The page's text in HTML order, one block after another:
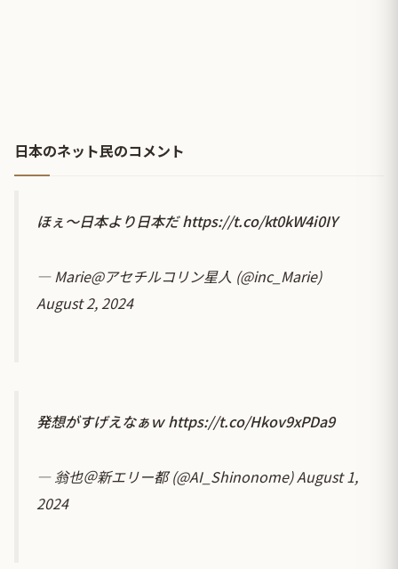
日本のネット民のコメント
ほぇ〜日本より日本だhttps://t.co/kt0kW4i0IY
— Marie@アセチルコリン星人 (@inc_Marie)
August 2, 2024
発想がすげえなぁｗhttps://t.co/Hkov9xPDa9
— 翁也＠新エリー都 (@AI_Shinonome)August 1,
2024